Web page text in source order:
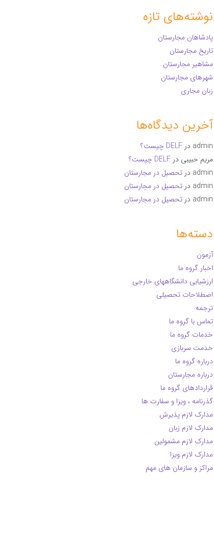
نوشته‌های تازه
پادشاهان مجارستان
تاریخ مجارستان
مشاهیر مجارستان
شهرهای مجارستان
زبان مجاری
آخرین دیدگاه‌ها
admin در DELF چیست؟
مریم حبیبی در DELF چیست؟
admin در تحصیل در مجارستان
admin در تحصیل در مجارستان
admin در تحصیل در مجارستان
دسته‌ها
آزمون
اخبار گروه ما
ارزشیابی دانشگاههای خارجی
اصطلاحات تحصیلی
ترجمه
تماس با گروه ما
خدمات گروه ما
خدمت سربازی
درباره گروه ما
درباره مجارستان
قراردادهای گروه ما
گذرنامه ، ویزا و سفارت ها
مدارک لازم پذیرش
مدارک لازم زبان
مدارک لازم مشمولین
مدارک لازم ویزا
مراکز و سازمان های مهم